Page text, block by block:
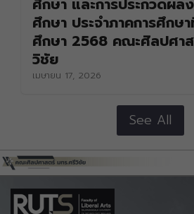
ศึกษา และการประกวดผล
ศึกษา ประจำภาคการศึกษ
ศึกษา 2568 คณะศิลปศา
วิชัย
เมษายน 17, 2026
See All